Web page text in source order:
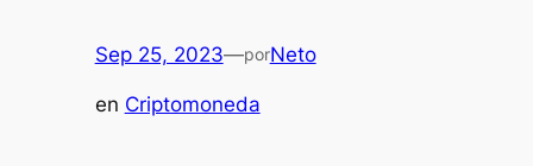
Sep 25, 2023—porNeto
en Criptomoneda